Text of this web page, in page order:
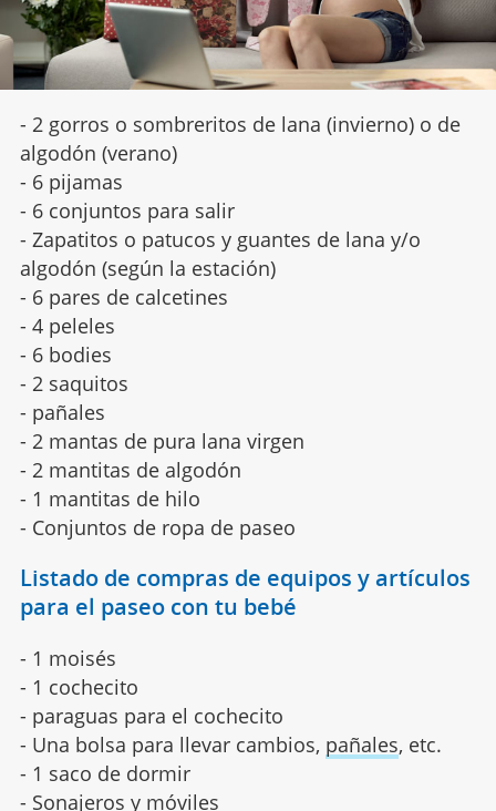
- 2 gorros o sombreritos de lana (invierno) o de
algodón (verano)
- 6 pijamas
- 6 conjuntos para salir
- Zapatitos o patucos y guantes de lana y/o
algodón (según la estación)
- 6 pares de calcetines
- 4 peleles
- 6 bodies
- 2 saquitos
- pañales
- 2 mantas de pura lana virgen
- 2 mantitas de algodón
- 1 mantitas de hilo
- Conjuntos de ropa de paseo
Listado de compras de equipos y artículos
para el paseo con tu bebé
- 1 moisés
- 1 cochecito
- paraguas para el cochecito
- Una bolsa para llevar cambios, pañales, etc.
- 1 saco de dormir
- Sonajeros y móviles